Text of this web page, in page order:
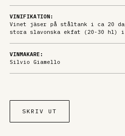
VINIFIKATION:
Vinet jäser på ståltank i ca 20
stora slavonska ekfat (20-30
VINMAKARE:
Silvio Giamello
SKRIV UT